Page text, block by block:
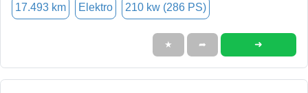
17.493 km Elektro 210 kw (286 PS)
★ ➦ ➜